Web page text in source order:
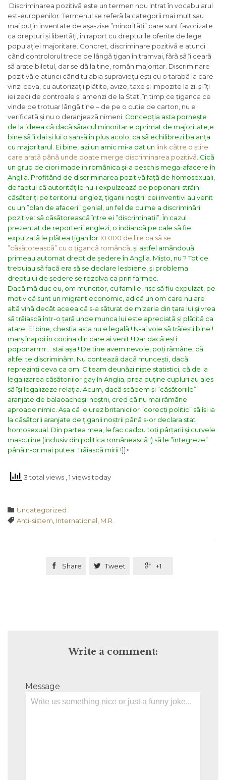
Discriminarea pozitivã este un termen nou intrat în vocabularul
est-europenilor. Termenul se referã la categorii mai mult sau
mai puțin inventate de așa-zise ”minoritãți” care sunt favorizate
ca drepturi și libertãți, în raport cu drepturile oferite de lege
populației majoritare. Concret, discriminare pozitivã e atunci
când controlorul trece pe lângã țigan în tramvai, fãrã sã îi cearã
sã arate biletul, dar se dã la tine, român majoritar. Discriminare
pozitivã e atunci când tu abia supraviețuiești cu o tarabã la care
vinzi ceva, cu autorizații plãtite, avize, taxe și impozite la zi, și îți
iei zeci de controale și amenzi de la Stat, în timp ce țiganca ce
vinde pe trotuar lângã tine – de pe o cutie de carton, nu e
verificatã și nu o deranjeazã nimeni. Concepția asta pornește
de la ideea cã dacã sãracul minoritar e oprimat de majoritate,e
bine sã îi dai și lui o șansã în plus acolo, ca sã echilibrezi balanța
cu majoritarul. Ei bine, azi un amic mi-a dat un link cãtre o știre
care aratã pânã unde poate merge discriminarea pozitivã Cicã
un grup de ciori made in românica și-a deschis mega-afacere în
Anglia. Profitând de discriminarea pozitivã fațã de homosexuali,
de faptul cã autoritãțile nu-i expulzeazã pe poponarii strãini
cãsãtoriți pe teritoriul englez, țiganii noștrii cei inventivi au venit
cu un ”plan de afaceri” genial, un fel de culme a discriminãrii
pozitive: sã cãsãtoreascã între ei ”discriminații”. În cazul
prezentat de reporterii englezi, o indiancã pe cale sã fie
expulzatã le plãtea țiganilor10.000 de lire ca sã se
”cãsãtoreascã” cu o țigancã româncã, și astfel amândouã
primeau automat drept de ședere în Anglia. Mișto, nu ? Tot ce
trebuiau sã facã era sã se declare lesbiene, și problema
dreptului de ședere se rezolva ca prin farmec.
Dacã mã duc eu, om muncitor, cu familie, risc sã fiu expulzat, pe
motiv cã sunt un migrant economic, adicã un om care nu are
altã vinã decât aceea cã s-a sãturat de mizeria din țara lui și vrea
sã trãiascã într-o țarã unde munca lui este apreciatã și plãtitã ca
atare. Ei bine, chestia asta nu e legalã ! N-ai voie sã trãiești bine !
marș înapoi în cocina din care ai venit ! Dar dacã ești
poponarrrrr… stai așa ! De tine avem nevoie, poți rãmâne, cã
altfel te discriminãm. Nu conteazã dacã muncești, dacã
reprezinți ceva ca om. Citeam deunãzi niște statistici, cã de la
legalizarea cãsãtoriilor gay în Anglia, prea puține cupluri au ales
sã își legalizeze relația. Acum, dacã scãdem și ”cãsãtoriile”
aranjate de balaoacheșii noștrii, cred cã nu mai rãmâne
aproape nimic. Așa cã le urez britanicilor ”corecți politic” sã își ia
la cãsãtorii aranjate de țiganii noștrii pânã s-or declara stat
homosexual. Din partea mea, le fac cadou toți pârțarii și curvele
masculine (inclusiv din politica româneascã !) sã le ”integreze”
pânã n-or mai putea. Trãiascã mirii !]]>
3 total views , 1 views today
 Category
Uncategorized
 Tags
Anti-sistem International M.R.
 Share  Tweet  +1
Write a comment:
Message